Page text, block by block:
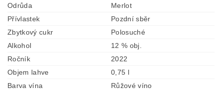
Odrůda
Merlot
Přívlastek
Pozdní sběr
Zbytkový cukr
Polosuché
Alkohol
12 % obj.
Ročník
2022
Objem lahve
0,75 l
Barva vína
Růžové víno